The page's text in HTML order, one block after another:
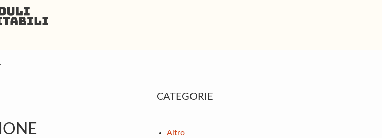
Primary
CATEGORIE
Altro